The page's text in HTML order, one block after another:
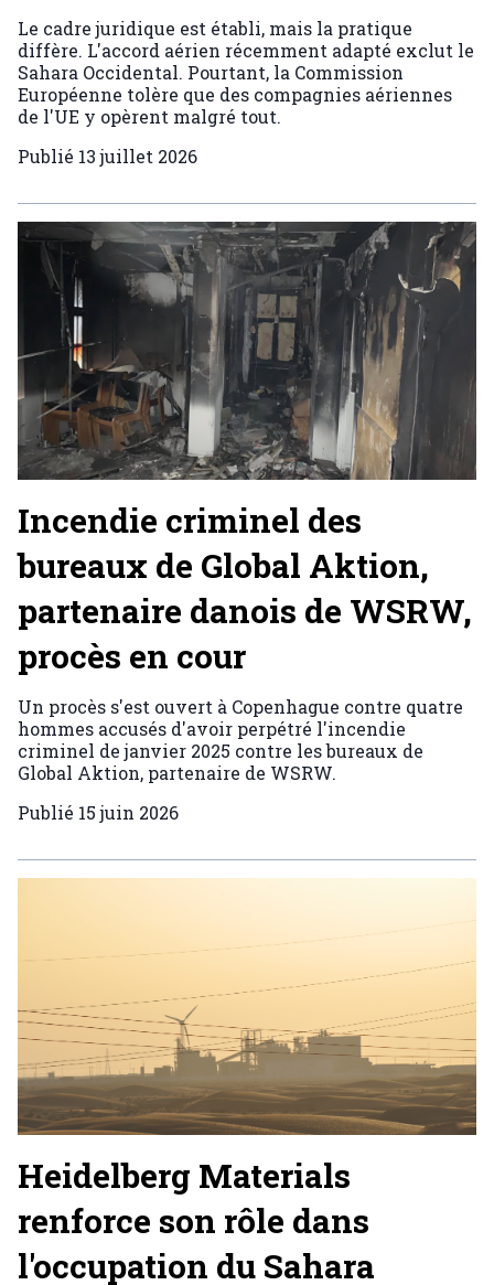
Le cadre juridique est établi, mais la pratique
diffère. L'accord aérien récemment adapté exclut le
Sahara Occidental. Pourtant, la Commission
Européenne tolère que des compagnies aériennes
de l'UE y opèrent malgré tout.
Publié 13 juillet 2026
Incendie criminel des
bureaux de Global Aktion,
partenaire danois de WSRW,
procès en cour
Un procès s'est ouvert à Copenhague contre quatre
hommes accusés d'avoir perpétré l'incendie
criminel de janvier 2025 contre les bureaux de
Global Aktion, partenaire de WSRW.
Publié 15 juin 2026
Heidelberg Materials
renforce son rôle dans
l'occupation du Sahara